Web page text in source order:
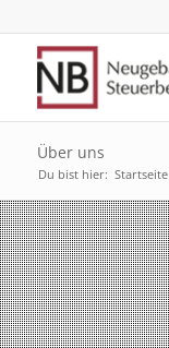
Über uns
Du bist hier: Startseite